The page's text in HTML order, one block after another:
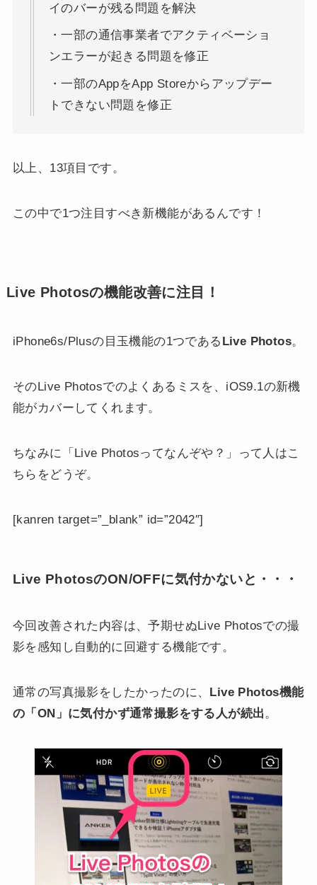
イのバーが残る問題を解決
・一部の通信事業者でアクティベーショ
ンエラーが起きる問題を修正
・一部のAppをApp Storeからアップデー
トできない問題を修正
以上、13項目です。
この中で1つ注目すべき新機能があるんです！
Live Photosの機能改善に注目！
iPhone6s/Plusの目玉機能の1つである Live Photos。
そのLive Photosでのよくあるミスを、iOS9.1の新機
能がカバーしてくれます。
ちなみに「Live Photosってなんぞや？」って人はこ
ちらをどうぞ。
[kanren target=”_blank” id=”2042″]
Live PhotosのON/OFFに気付かないと・・・
今回改善された内容は、予期せぬLive Photosでの撮
影を感知し自動的に回避する機能です。
通常の写真撮影をしたかったのに、 Live Photos機能
の「ON」に気付かず通常撮影をする人が続出 。